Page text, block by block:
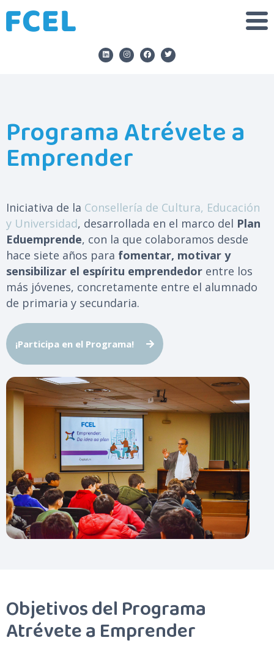
Programa Atrévete a
Emprender
Iniciativa de la Consellería de Cultura, Educación
y Universidad, desarrollada en el marco del Plan
Eduemprende, con la que colaboramos desde
hace siete años para fomentar, motivar y
sensibilizar el espíritu emprendedor entre los
más jóvenes, concretamente entre el alumnado
de primaria y secundaria.
¡Participa en el Programa!
Objetivos del Programa
Atrévete a Emprender